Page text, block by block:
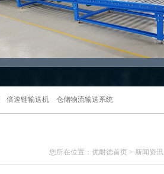
倍速链输送机 仓储物流输送系统
您所在位置：优耐德首页 > 新闻资讯